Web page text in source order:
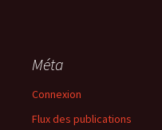
Méta
Connexion
Flux des publications